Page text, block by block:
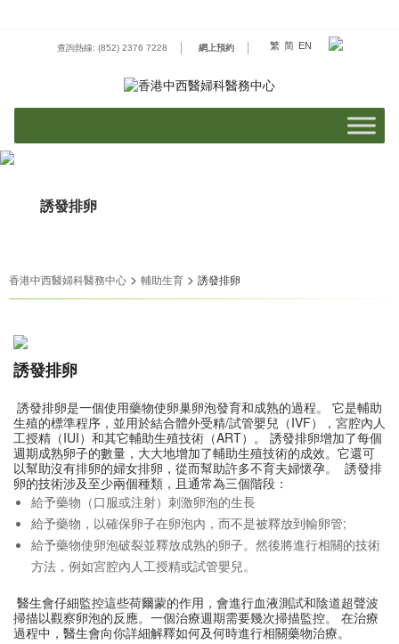
查詢熱線: (852) 2376 7228 網上預約 繁 简 EN
誘發排卵
香港中西醫婦科醫務中心 > 輔助生育 > 誘發排卵
誘發排卵
誘發排卵是一個使用藥物使卵巢卵泡發育和成熟的過程。 它是輔助
生殖的標準程序，並用於結合體外受精/試管嬰兒（IVF），宮腔內人
工授精（IUI）和其它輔助生殖技術（ART）。 誘發排卵增加了每個
週期成熟卵子的數量，大大地增加了輔助生殖技術的成效。它還可
以幫助沒有排卵的婦女排卵，從而幫助許多不育夫婦懷孕。
誘發排
卵的技術涉及至少兩個種類，且通常為三個階段：
給予藥物（口服或注射）刺激卵泡的生長
給予藥物，以確保卵子在卵泡內，而不是被釋放到輸卵管;
給予藥物使卵泡破裂並釋放成熟的卵子。然後將進行相關的技術
方法，例如宮腔內人工授精或試管嬰兒。
醫生會仔細監控這些荷爾蒙的作用，會進行血液測試和陰道超聲波
掃描以觀察卵泡的反應。一個治療週期需要幾次掃描監控。 在治療
過程中，醫生會向你詳細解釋如何及何時進行相關藥物治療。